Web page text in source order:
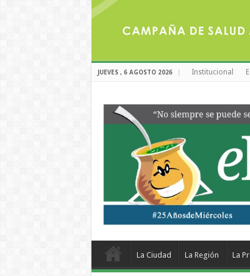
JUEVES , 6 AGOSTO 2026 Institucional
La Ciudad La Región La